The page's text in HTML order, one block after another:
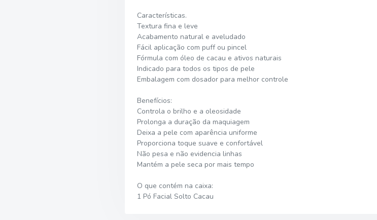
Características.
Textura fina e leve
Acabamento natural e aveludado
Fácil aplicação com puff ou pincel
Fórmula com óleo de cacau e ativos naturais
Indicado para todos os tipos de pele
Embalagem com dosador para melhor controle
Benefícios:
Controla o brilho e a oleosidade
Prolonga a duração da maquiagem
Deixa a pele com aparência uniforme
Proporciona toque suave e confortável
Não pesa e não evidencia linhas
Mantém a pele seca por mais tempo
O que contém na caixa:
1 Pó Facial Solto Cacau